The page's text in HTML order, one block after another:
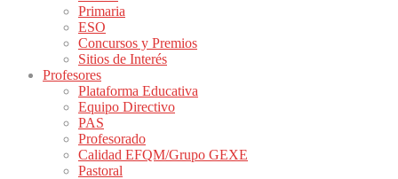
Primaria
ESO
Concursos y Premios
Sitios de Interés
Profesores
Plataforma Educativa
Equipo Directivo
PAS
Profesorado
Calidad EFQM/Grupo GEXE
Pastoral